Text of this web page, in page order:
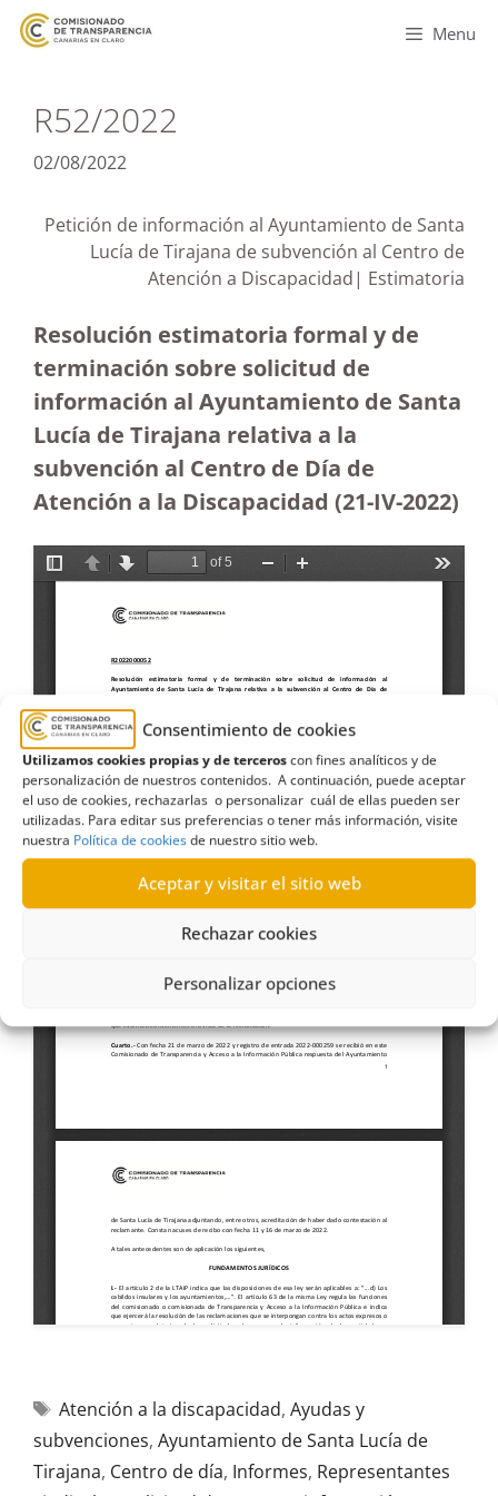
Consentimiento de cookies
Utilizamos cookies propias y de terceroscon fines analíticos y de
personalización de nuestros contenidos. A continuación, puede aceptar
el uso de cookies, rechazarlas o personalizar cuál de ellas pueden ser
utilizadas. Para editar sus preferencias o tener más información, visite
nuestra Política de cookiesde nuestro sitio web.
Aceptar y visitar el sitio web
Rechazar cookies
Personalizar opciones
Menu
R52/2022
02/08/2022
Petición de información al Ayuntamiento de Santa
Lucía de Tirajana de subvención al Centro de
Atención a Discapacidad| Estimatoria
Resolución estimatoria formal y de
terminación sobre solicitud de
información al Ayuntamiento de Santa
Lucía de Tirajana relativa a la
subvención al Centro de Día de
Atención a la Discapacidad (21-IV-2022)
Atención a la discapacidad, Ayudas y
subvenciones, Ayuntamiento de Santa Lucía de
Tirajana, Centro de día, Informes, Representantes